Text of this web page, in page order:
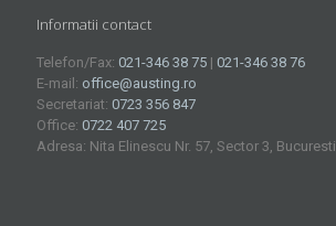
Informatii contact
Telefon/Fax: 021-346 38 75 | 021-346 38 76
E-mail: office@austing.ro
Secretariat: 0723 356 847
Office: 0722 407 725
Adresa: Nita Elinescu Nr. 57, Sector 3, Bucuresti